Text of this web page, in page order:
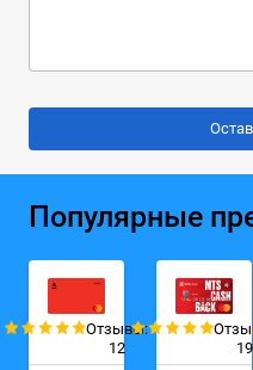
Популярные
Отзывы:
12
19